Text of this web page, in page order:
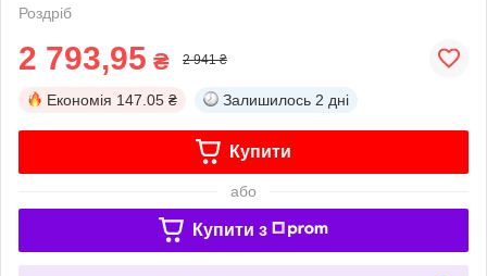
Роздріб
2 793,95 ₴ 2 941 ₴
Економія 147.05 ₴ Залишилось 2 дні
Купити
або
Купити з